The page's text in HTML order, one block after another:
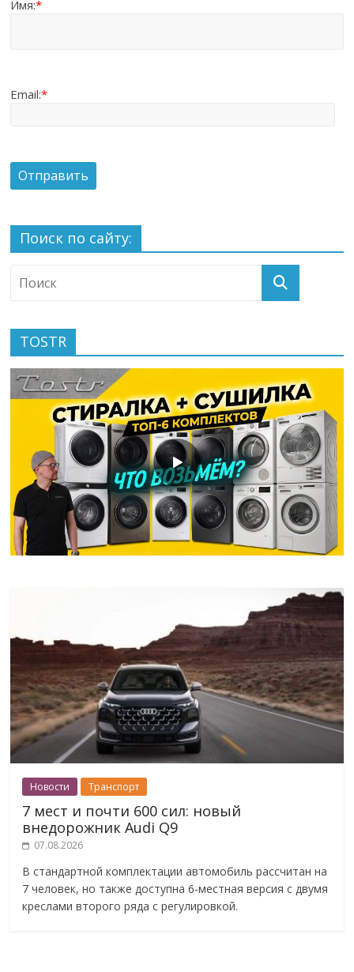
Имя:*
Email:*
Поиск по сайту:
TOSTR
Новости Транспорт
7 мест и почти 600 сил: новый
внедорожник Audi Q9
07.08.2026
В стандартной комплектации автомобиль рассчитан на
7 человек, но также доступна 6-местная версия с двумя
креслами второго ряда с регулировкой.